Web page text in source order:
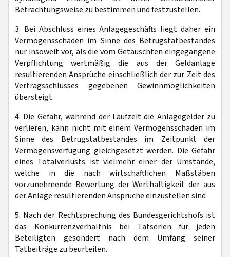
Betrachtungsweise zu bestimmen und festzustellen.
3. Bei Abschluss eines Anlagegeschäfts liegt daher ein
Vermögensschaden im Sinne des Betrugstatbestandes
nur insoweit vor, als die vom Getäuschten eingegangene
Verpflichtung wertmäßig die aus der Geldanlage
resultierenden Ansprüche einschließlich der zur Zeit des
Vertragsschlusses gegebenen Gewinnmöglichkeiten
übersteigt.
4. Die Gefahr, während der Laufzeit die Anlagegelder zu
verlieren, kann nicht mit einem Vermögensschaden im
Sinne des Betrugstatbestandes im Zeitpunkt der
Vermögensverfügung gleichgesetzt werden. Die Gefahr
eines Totalverlusts ist vielmehr einer der Umstände,
welche in die nach wirtschaftlichen Maßstäben
vorzunehmende Bewertung der Werthaltigkeit der aus
der Anlage resultierenden Ansprüche einzustellen sind
5. Nach der Rechtsprechung des Bundesgerichtshofs ist
das Konkurrenzverhältnis bei Tatserien für jeden
Beteiligten gesondert nach dem Umfang seiner
Tatbeiträge zu beurteilen.